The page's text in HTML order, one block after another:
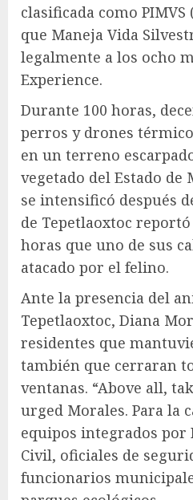
clasificada como
que Maneja Vida
legalmente a los ocho
Experience.
Durante 100 horas,
perros y drones
en un terreno
vegetado del Estado de
se intensificó después
de Tepetlaoxtoc
horas que uno de sus
atacado por el felino.
Ante la presencia del
Tepetlaoxtoc, Diana
residentes que
también que cerraran
ventanas. “Above all,
urged Morales. Para la
equipos integrados por
Civil, oficiales de
funcionarios